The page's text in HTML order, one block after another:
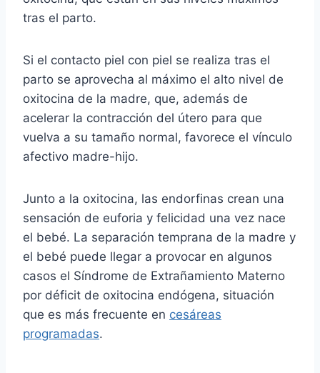
tras el parto.
Si el contacto piel con piel se realiza tras el
parto se aprovecha al máximo el alto nivel de
oxitocina de la madre, que, además de
acelerar la contracción del útero para que
vuelva a su tamaño normal, favorece el vínculo
afectivo madre-hijo.
Junto a la oxitocina, las endorfinas crean una
sensación de euforia y felicidad una vez nace
el bebé. La separación temprana de la madre y
el bebé puede llegar a provocar en algunos
casos el Síndrome de Extrañamiento Materno
por déficit de oxitocina endógena, situación
que es más frecuente en cesáreas
programadas.